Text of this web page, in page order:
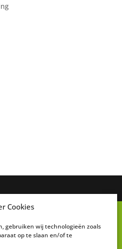
Cookies
gebruiken wij technologieën zoals
op te slaan en/of te